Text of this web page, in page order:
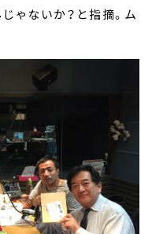
ゃないか？と指摘。ム